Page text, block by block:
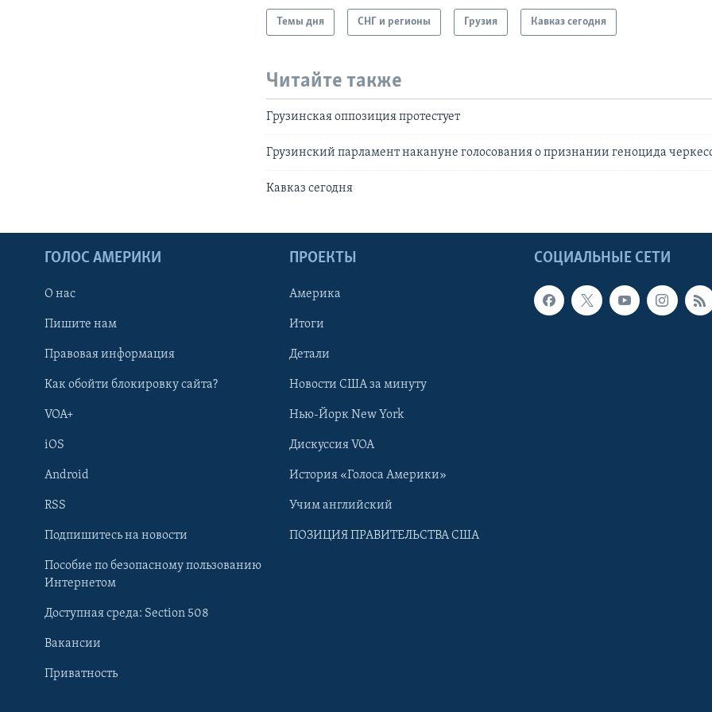
Learning English
Языки
Темы дня СНГ и регионы Грузия Кавказ сегодня
Читайте также
Грузинская оппозиция протестует
Грузинский парламент накануне голосования о признании геноцида
Кавказ сегодня
СОЦИАЛЬНЫЕ СЕТИ
ГОЛОС АМЕРИКИ
О нас
Пишите нам
Правовая информация
Как обойти блокировку сайта?
VOA+
iOS
Android
RSS
Подпишитесь на новости
Пособие по безопасному пользованию
Интернетом
Доступная среда: Section 508
Вакансии
Приватность
ПРОЕКТЫ
Америка
Итоги
Детали
Новости США за минуту
Нью-Йорк New York
Дискуссия VOA
История «Голоса Америки»
Учим английский
ПОЗИЦИЯ ПРАВИТЕЛЬСТВА США